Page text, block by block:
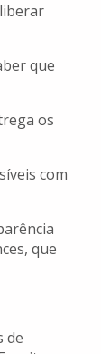
que
os
com
que
de